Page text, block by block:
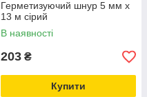
Герметизуючий шнур 5 мм х
13 м сірий
В наявності
203 ₴
Купити